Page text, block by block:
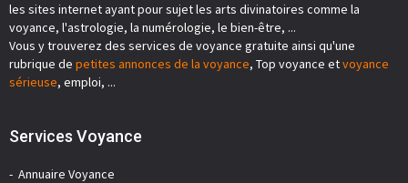
les sites internet ayant pour sujet les arts divinatoires comme la
voyance, l'astrologie, la numérologie, le bien-être, ...
Vous y trouverez des services de voyance gratuite ainsi qu'une
rubrique de petites annonces de la voyance, Top voyance etvoyance
sérieuse, emploi, ...
Services Voyance
Annuaire Voyance